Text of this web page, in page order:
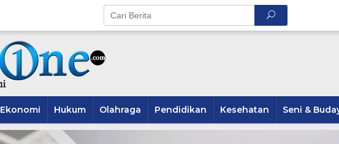
Ekonomi Hukum Olahraga Pendidikan Kesehatan Seni &